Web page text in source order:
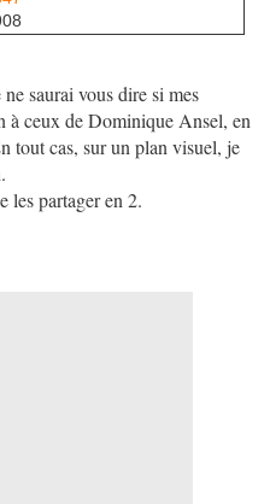
saurai vous dire si mes
à ceux de Dominique Ansel, en
tout cas, sur un plan visuel, je
les partager en 2.